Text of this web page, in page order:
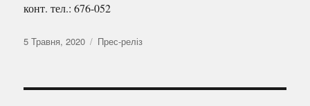
конт. тел.: 676-052
Оприлюднено
5 Травня, 2020 Категорії
Прес-реліз